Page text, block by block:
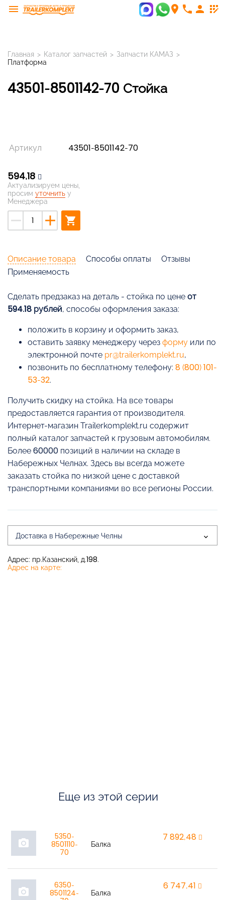
menu room phone person app_registration
Главная > Каталог запчастей > Запчасти КАМАЗ >
Платформа
43501-8501142-70 Стойка
Артикул 43501-8501142-70
594,18
Актуализируем цены,
просим уточнить у
Менеджера
remove add shopping_cart
Описание товара Способы оплаты
Отзывы
Применяемость
Cделать предзаказ на деталь - стойка по цене от
594.18 рублей, способы оформления заказа:
положить в корзину и оформить заказ,
оставить заявку менеджеру через форму или по
электронной почте pr@trailerkomplekt.ru,
позвонить по бесплатному телефону: 8 (800) 101-
53-32.
Получить скидку на стойка. На все товары
предоставляется гарантия от производителя.
Интернет-магазин Trailerkomplekt.ru содержит
полный каталог запчастей к грузовым автомобилям.
Более 60000 позиций в наличии на складе в
Набережных Челнах. Здесь вы всегда можете
заказать стойка по низкой цене с доставкой
транспортными компаниями во все регионы России.
Доставка в Набережные Челны
Адрес: пр.Казанский, д.198.
Адрес на карте:
Еще из этой серии
photo_camera
5350-
8501110-
70
Балка
7 892,48
photo_camera
6350-
8501124-
Балка
6 747,41